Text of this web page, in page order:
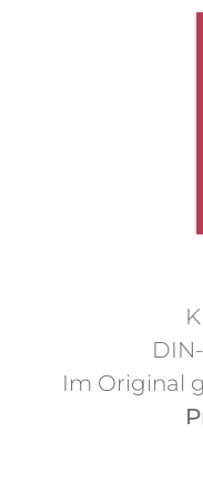
Im Original